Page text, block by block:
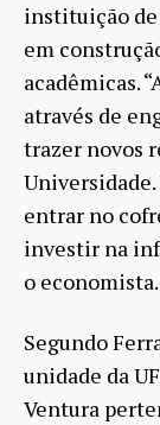
instituição
em
acadêmicas.
através de
trazer novos
entrar no
investir na
o economista.
Segundo
unidade da
Ventura